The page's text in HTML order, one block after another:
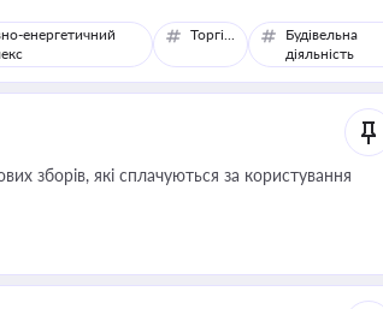
енергетичний
Торгівля
Будівельна
діяльність
зборів, які сплачуються за користування